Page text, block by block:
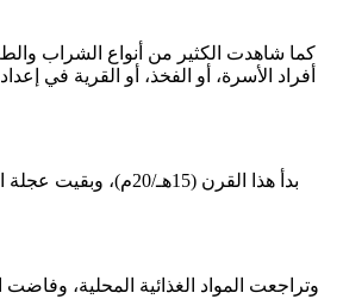
كما شاهدت الكثير من أنواع الشراب
أفراد الأسرة، أو الفخذ، أو القرية في
بدأ هذا القرن
وتراجعت المواد الغذائية المحلية،